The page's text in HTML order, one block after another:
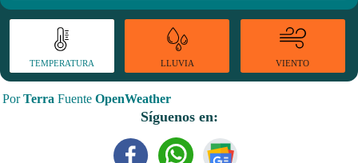
TEMPERATURA LLUVIA VIENTO
PorTerra Fuente OpenWeather
Síguenos en: